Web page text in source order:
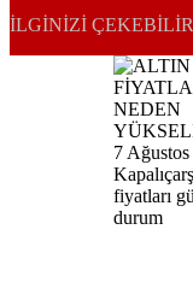
İLGINIZI ÇEKEBILIR